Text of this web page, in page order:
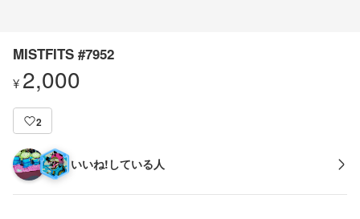
MISTFITS #7952
¥ 2,000
2
いいね!している人